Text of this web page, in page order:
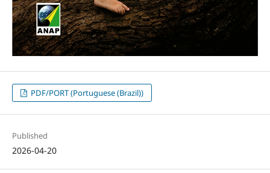
PDF/PORT (Portuguese (Brazil))
Published
2026-04-20